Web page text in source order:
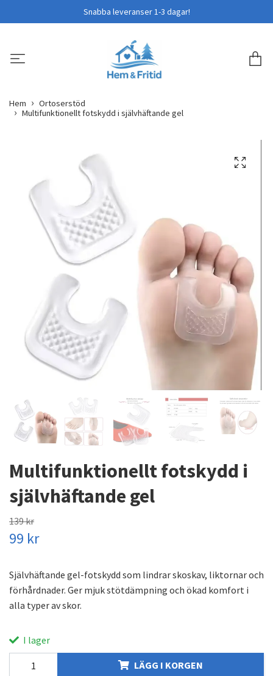
Snabba leveranser 1-3 dagar!
Hem
Ortoserstöd
Multifunktionellt fotskydd i självhäftande gel
Multifunktionellt fotskydd i
självhäftande gel
139 kr
99 kr
Självhäftande gel-fotskydd som lindrar skoskav, liktornar och
förhårdnader. Ger mjuk stötdämpning och ökad komfort i
alla typer av skor.
I lager
LÄGG I KORGEN